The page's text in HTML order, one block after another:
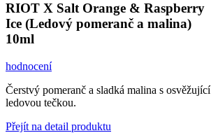
RIOT X Salt Orange & Raspberry
Ice (Ledový pomeranč a malina)
10ml
hodnocení
Čerstvý pomeranč a sladká malina s osvěžující
ledovou tečkou.
Přejít na detail produktu